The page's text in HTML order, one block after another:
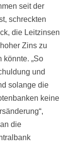
seit der
schreckten
die Leitzinsen
Zins zu
könnte. „So
und
solange die
keine
die